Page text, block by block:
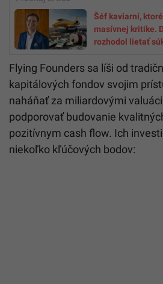
Šéf kaviarní,
masívnej kritike.
rozhodol lietať
Flying Founders sa líši od
kapitálových fondov svojim
naháňať za miliardovými
podporovať budovanie
pozitívnym cash flow. Ich
niekoľko kľúčových bodov: